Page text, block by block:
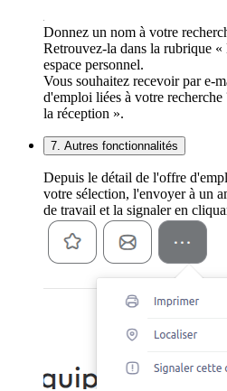
Donnez un nom à votre
Retrouvez-la dans la rubrique
espace personnel.
Vous souhaitez recevoir par e-
d'emploi liées à votre
la réception ».
7. Autres fonctionnalités
Depuis le détail de l'offre
votre sélection, l'envoyer à un
de travail et la signaler en